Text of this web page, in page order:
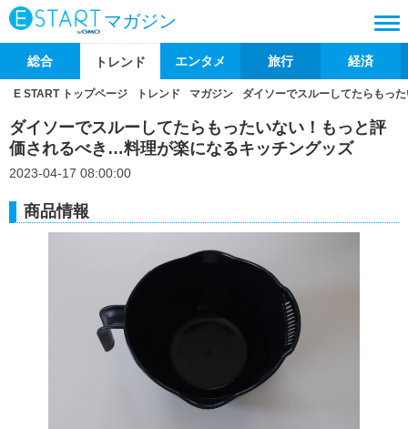
マガジン
総合 トレンド エンタメ 旅行 経済
E START トップページ トレンド マガジン ダイソーでスルーしてたらもっ
ダイソーでスルーしてたらもったいない！もっと評
価されるべき…料理が楽になるキッチングッズ
2023-04-17 08:00:00
商品情報